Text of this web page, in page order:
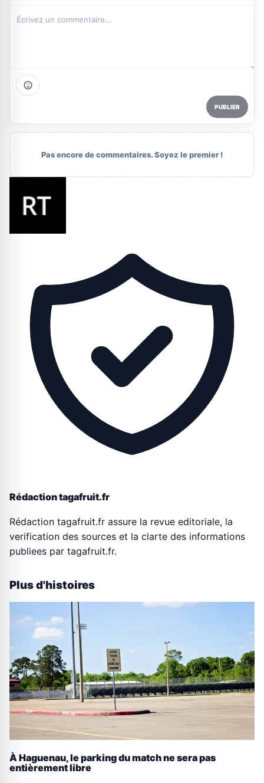
PUBLIER
Pas encore de commentaires. Soyez le premier !
Rédaction tagafruit.fr
Rédaction tagafruit.fr assure la revue editoriale, la
verification des sources et la clarte des informations
publiees par tagafruit.fr.
Plus d'histoires
À Haguenau, le parking du match ne sera pas
entièrement libre